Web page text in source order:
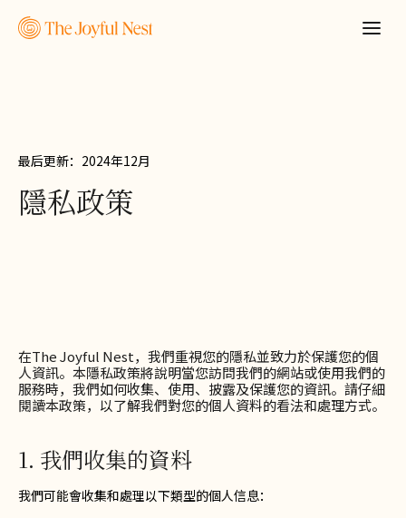
申請報價
最后更新：2024年12月
隱私政策
在The Joyful Nest，我們重視您的隱私並致力於保護您的個
人資訊。本隱私政策將說明當您訪問我們的網站或使用我們的
服務時，我們如何收集、使用、披露及保護您的資訊。請仔細
閱讀本政策，以了解我們對您的個人資料的看法和處理方式。
1. 我們收集的資料
我們可能會收集和處理以下類型的個人信息：